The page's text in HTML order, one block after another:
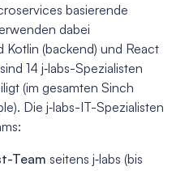
basierende
dabei
(backend) und React
14 j‑labs-Spezialisten
(im gesamten Sinch
Die j‑labs-IT-Spezialisten
Team seitens j‑labs (bis